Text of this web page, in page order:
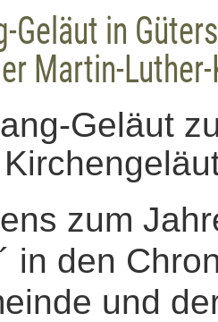
Geläut in
Martin-
Geläut
zum
in den
und